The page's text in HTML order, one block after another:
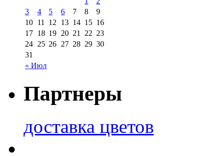
« Июл
3
4 5 6 7 8
9
10 11 12 13 14 15 16
17 18 19 20 21 22 23
24 25 26 27 28 29 30
31
Партнеры
доставка цветов